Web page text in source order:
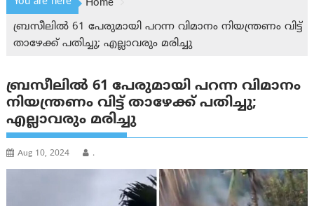
Home
ബ്രസീലിൽ 61 പേരുമായി പറന്ന വിമാനം നിയന്ത്രണം വിട്ട്
താഴേക്ക് പതിച്ചു; എല്ലാവരും മരിച്ചു
ബ്രസീലിൽ 61 പേരുമായി പറന്ന വിമാനം
നിയന്ത്രണം വിട്ട് താഴേക്ക് പതിച്ചു;
എല്ലാവരും മരിച്ചു
Aug 10, 2024 .